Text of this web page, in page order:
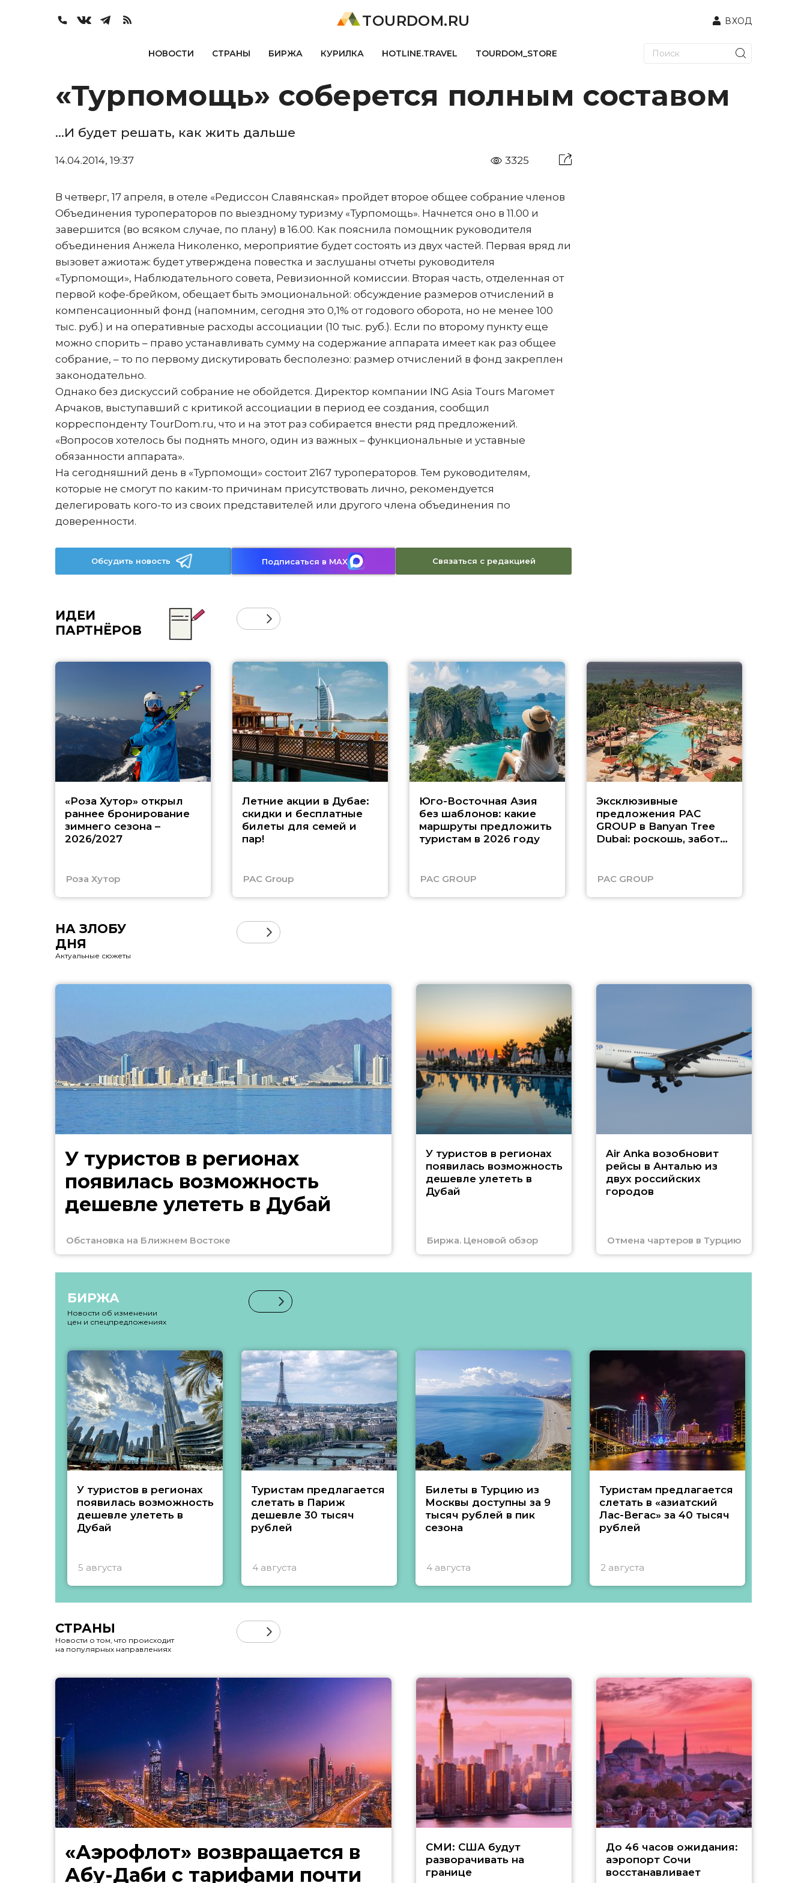
TOURDOM.RU ВХОД
НОВОСТИ СТРАНЫ БИРЖА КУРИЛКА HOTLINE.TRAVEL TOURDOM_STORE
«Турпомощь» соберется полным составом
…И будет решать, как жить дальше
14.04.2014, 19:37 3325
В четверг, 17 апреля, в отеле «Редиссон Славянская» пройдет второе общее собрание членов
Объединения туроператоров по выездному туризму «Турпомощь». Начнется оно в 11.00 и
завершится (во всяком случае, по плану) в 16.00. Как пояснила помощник руководителя
объединения Анжела Николенко, мероприятие будет состоять из двух частей. Первая вряд ли
вызовет ажиотаж: будет утверждена повестка и заслушаны отчеты руководителя
«Турпомощи», Наблюдательного совета, Ревизионной комиссии. Вторая часть, отделенная от
первой кофе-брейком, обещает быть эмоциональной: обсуждение размеров отчислений в
компенсационный фонд (напомним, сегодня это 0,1% от годового оборота, но не менее 100
тыс. руб.) и на оперативные расходы ассоциации (10 тыс. руб.). Если по второму пункту еще
можно спорить – право устанавливать сумму на содержание аппарата имеет как раз общее
собрание, – то по первому дискутировать бесполезно: размер отчислений в фонд закреплен
законодательно.
Однако без дискуссий собрание не обойдется. Директор компании ING Asia Tours Магомет
Арчаков, выступавший с критикой ассоциации в период ее создания, сообщил
корреспонденту TourDom.ru, что и на этот раз собирается внести ряд предложений.
«Вопросов хотелось бы поднять много, один из важных – функциональные и уставные
обязанности аппарата».
На сегодняшний день в «Турпомощи» состоит 2167 туроператоров. Тем руководителям,
которые не смогут по каким-то причинам присутствовать лично, рекомендуется
делегировать кого-то из своих представителей или другого члена объединения по
доверенности.
Обсудить новость Подписаться в MAX Связаться с редакцией
ИДЕИ
ПАРТНЁРОВ
«Роза Хутор» открыл
раннее бронирование
зимнего сезона –
2026/2027
Роза Хутор
Летние акции в Дубае:
скидки и бесплатные
билеты для семей и
пар!
PAC Group
Юго-Восточная Азия
без шаблонов: какие
маршруты предложить
туристам в 2026 году
PAC GROUP
Эксклюзивные
предложения PAC
GROUP в Banyan Tree
Dubai: роскошь, забота
PAC GROUP
НА ЗЛОБУ
ДНЯ
Актуальные сюжеты
У туристов в регионах
появилась возможность
дешевле улететь в Дубай
Обстановка на Ближнем Востоке
У туристов в регионах
появилась возможность
дешевле улететь в
Дубай
Биржа. Ценовой обзор
Air Anka возобновит
рейсы в Анталью из
двух российских
городов
Отмена чартеров в Турцию
БИРЖА
Новости об изменении
цен и спецпредложениях
У туристов в регионах
появилась возможность
дешевле улететь в
Дубай
5 августа
Туристам предлагается
слетать в Париж
дешевле 30 тысяч
рублей
4 августа
Билеты в Турцию из
Москвы доступны за 9
тысяч рублей в пик
сезона
4 августа
Туристам предлагается
слетать в «азиатский
Лас-Вегас» за 40 тысяч
рублей
2 августа
СТРАНЫ
Новости о том, что происходит
на популярных направлениях
«Аэрофлот» возвращается в
Абу-Даби с тарифами почти
СМИ: США будут
разворачивать на
границе
До 46 часов ожидания:
аэропорт Сочи
восстанавливает